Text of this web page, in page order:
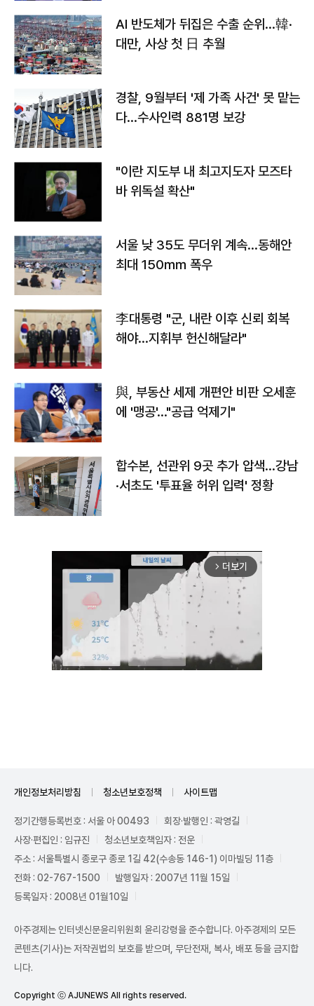
AI 반도체가 뒤집은 수출 순위…韓·
대만, 사상 첫 日 추월
경찰, 9월부터 '제 가족 사건' 못 맡는
다…수사인력 881명 보강
"이란 지도부 내 최고지도자 모즈타
바 위독설 확산"
서울 낮 35도 무더위 계속…동해안
최대 150㎜ 폭우
李대통령 "군, 내란 이후 신뢰 회복
해야…지휘부 헌신해달라"
與, 부동산 세제 개편안 비판 오세훈
에 '맹공'…"공급 억제기"
합수본, 선관위 9곳 추가 압색…강남
·서초도 '투표율 허위 입력' 정황
arrow_forward_ios 더보기
개인정보처리방침 청소년보호정책 사이트맵
정기간행등록번호 : 서울 아 00493
회장·발행인 : 곽영길
사장·편집인 : 임규진
청소년보호책임자 : 전운
주소 : 서울특별시 종로구 종로 1길 42(수송동 146-1) 이마빌딩 11층
전화 : 02-767-1500
발행일자 : 2007년 11월 15일
등록일자 : 2008년 01월10일
아주경제는 인터넷신문윤리위원회 윤리강령을 준수합니다. 아주경제의 모든
콘텐츠(기사)는 저작권법의 보호를 받으며, 무단전재, 복사, 배포 등을 금지합
니다.
Copyright ⓒ AJUNEWS All rights reserved.